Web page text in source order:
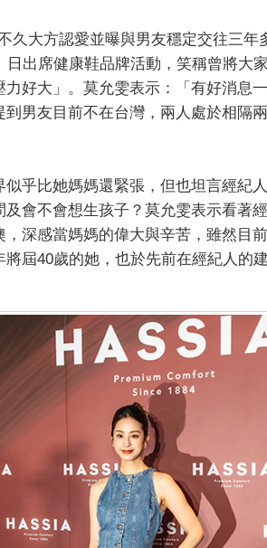
久大方認愛並曝與男友穩定交往三年
出席健康鞋品牌活動，笑稱曾將大
好大」。莫允雯表示：「有好消息
男友目前不在台灣，兩人處於相隔
乎比她媽媽還緊張，但也坦言經紀
會不會想生孩子？莫允雯表示看著
深感當媽媽的偉大與辛苦，雖然目
屆40歲的她，也於先前在經紀人的